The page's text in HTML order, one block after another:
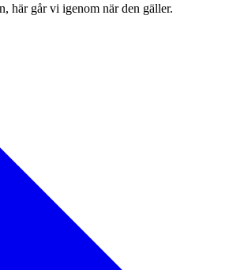
här går vi igenom när den gäller.